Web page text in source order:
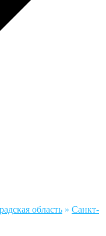
область » Санкт-